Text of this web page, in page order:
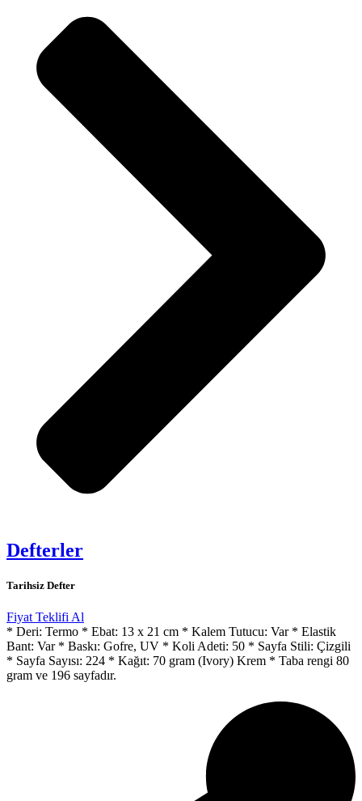
Defterler
Tarihsiz Defter
Fiyat Teklifi Al
* Deri: Termo * Ebat: 13 x 21 cm * Kalem Tutucu: Var * Elastik
Bant: Var * Baskı: Gofre, UV * Koli Adeti: 50 * Sayfa Stili: Çizgili
* Sayfa Sayısı: 224 * Kağıt: 70 gram (Ivory) Krem * Taba rengi 80
gram ve 196 sayfadır.